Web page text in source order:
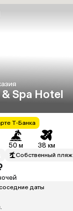
Spa Hotel
Т-Банка
50 м 38 км
Собственный пляж
даты